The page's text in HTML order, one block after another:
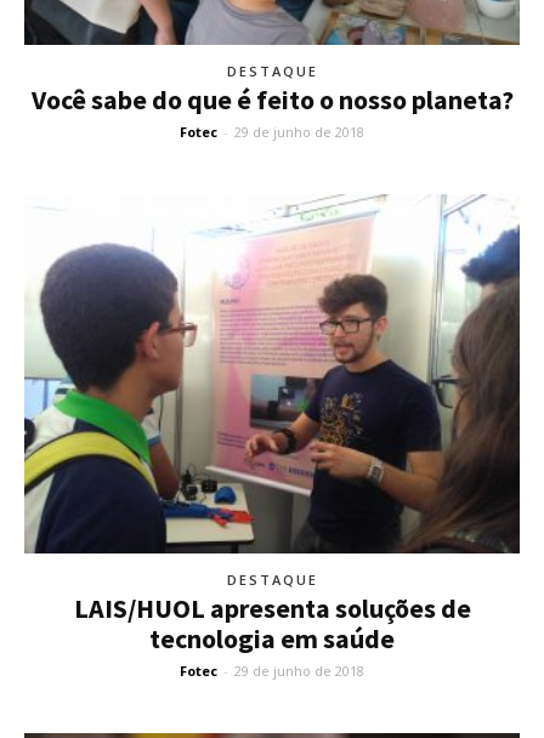
DESTAQUE
Você sabe do que é feito o nosso planeta?
Fotec - 29 de junho de 2018
DESTAQUE
LAIS/HUOL apresenta soluções de
tecnologia em saúde
Fotec - 29 de junho de 2018